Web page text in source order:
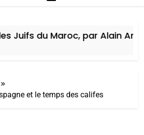
Juifs du Maroc, par Alain Amiel
et le temps des califes